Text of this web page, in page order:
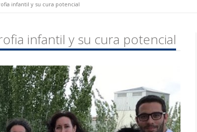
infantil y su cura potencial
infantil y su cura potencial